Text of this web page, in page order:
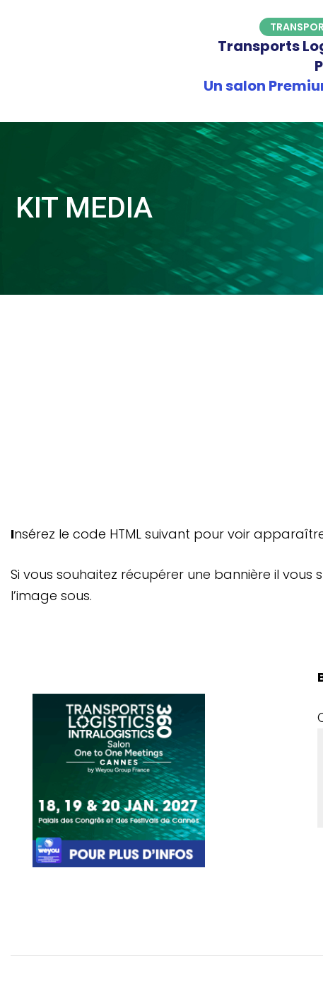
Transports
Un salon
KIT MEDIA
Insérez le code HTML suivant pour voir
Si vous souhaitez récupérer une bannière il
l’image sous.